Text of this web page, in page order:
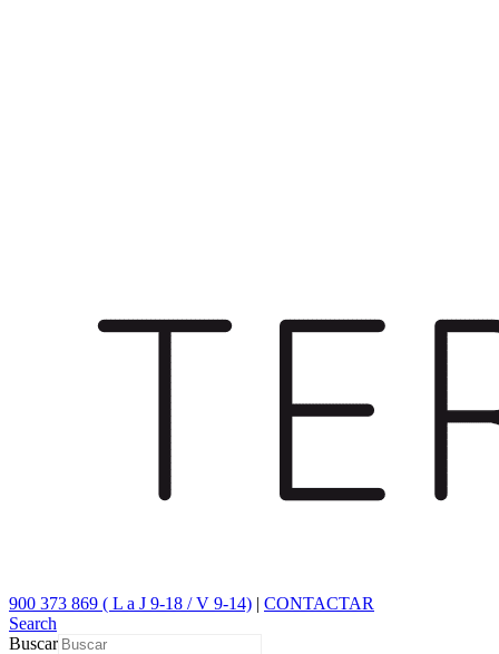
900 373 869 ( L a J 9-18 / V 9-14) | CONTACTAR
Search
Buscar